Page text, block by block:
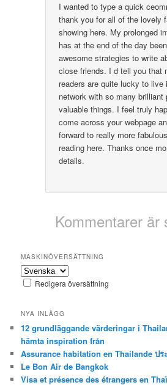
I wanted to type a quick
thank you for all of the lovely
showing here. My prolonged
has at the end of the day
awesome strategies to write
close friends. I d tell you that
readers are quite lucky to live
network with so many brilliant
valuable things. I feel truly
come across your webpage
forward to really more
reading here. Thanks once
details.
Kommentarer är
MASKINÖVERSÄTTNING
Redigera översättning
NYA INLÄGG
12 grundläggande värderingar i
hämta inspiration från
Assurance habitation en Thailande ป
Le Bon Air de Bangkok
Visa et présence des étrangers en